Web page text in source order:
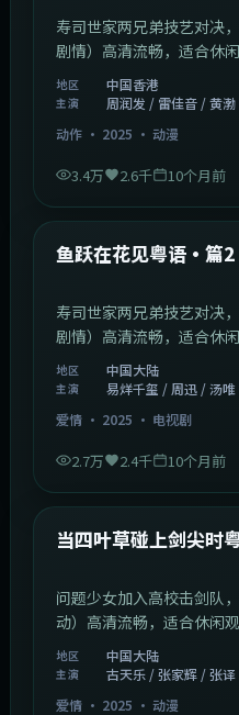
寿司世家两兄弟技艺对决
剧情）高清流畅，适合休闲
地区 中国香港
主演
周润发 / 雷佳音 / 黄渤
动作· 2025 · 动漫
3.4万 2.6千 10个月前
最新
鱼跃在花见粤语·篇2
寿司世家两兄弟技艺对决
剧情）高清流畅，适合休闲
地区 中国大陆
主演
易烊千玺 / 周迅 / 汤唯
爱情· 2025 · 电视剧
2.7万 2.4千 10个月前
最新
当四叶草碰上剑尖时
问题少女加入高校击剑队
动）高清流畅，适合休闲观
地区 中国大陆
主演
古天乐 / 张家辉 / 张译
爱情· 2025 · 动漫